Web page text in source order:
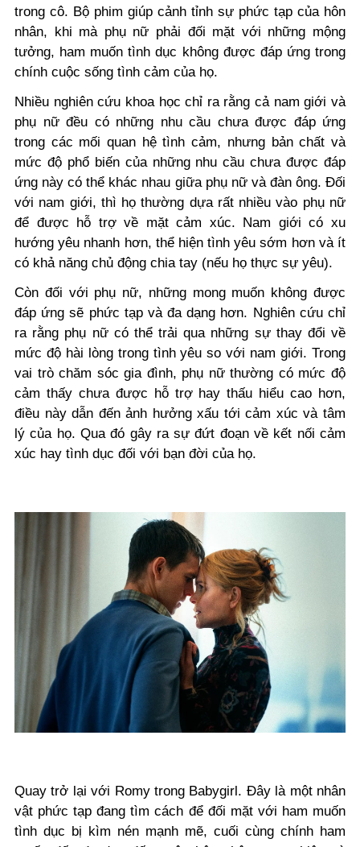
trong cô. Bộ phim giúp cảnh tỉnh sự phức tạp của hôn
nhân, khi mà phụ nữ phải đối mặt với những mộng
tưởng, ham muốn tình dục không được đáp ứng trong
chính cuộc sống tình cảm của họ.
Nhiều nghiên cứu khoa học chỉ ra rằng cả nam giới và
phụ nữ đều có những nhu cầu chưa được đáp ứng
trong các mối quan hệ tình cảm, nhưng bản chất và
mức độ phổ biến của những nhu cầu chưa được đáp
ứng này có thể khác nhau giữa phụ nữ và đàn ông. Đối
với nam giới, thì họ thường dựa rất nhiều vào phụ nữ
để được hỗ trợ về mặt cảm xúc. Nam giới có xu
hướng yêu nhanh hơn, thể hiện tình yêu sớm hơn và ít
có khả năng chủ động chia tay (nếu họ thực sự yêu).
Còn đối với phụ nữ, những mong muốn không được
đáp ứng sẽ phức tạp và đa dạng hơn. Nghiên cứu chỉ
ra rằng phụ nữ có thể trải qua những sự thay đổi về
mức độ hài lòng trong tình yêu so với nam giới. Trong
vai trò chăm sóc gia đình, phụ nữ thường có mức độ
cảm thấy chưa được hỗ trợ hay thấu hiểu cao hơn,
điều này dẫn đến ảnh hưởng xấu tới cảm xúc và tâm
lý của họ. Qua đó gây ra sự đứt đoạn về kết nối cảm
xúc hay tình dục đối với bạn đời của họ.
Quay trở lại với Romy trong Babygirl. Đây là một nhân
vật phức tạp đang tìm cách để đối mặt với ham muốn
tình dục bị kìm nén mạnh mẽ, cuối cùng chính ham